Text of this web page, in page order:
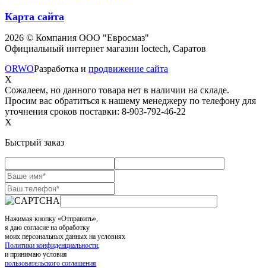
Карта сайта
2026 © Компания ООО "Евросмаз"
Официальный интернет магазин loctech, Саратов
ORWOРазработка и продвижение сайта
X
Сожалеем, но данного товара нет в наличии на складе.
Просим вас обратиться к нашему менеджеру по телефону для
уточнения сроков поставки: 8-903-792-46-22
X
Быстрый заказ
Нажимая кнопку «Отправить»,
я даю согласие на обработку
моих персональных данных на условиях
Политики конфиденциальности
и принимаю условия
пользовательского соглашения